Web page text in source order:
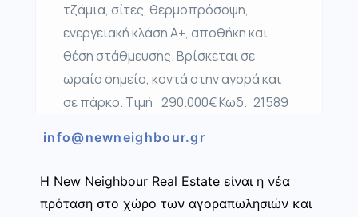
τζάμια, σίτες, θερμοπρόσοψη,
ενεργειακή κλάση Α+, αποθήκη και
θέση στάθμευσης. Βρίσκεται σε
ωραίο σημείο, κοντά στην αγορά και
σε πάρκο. Τιμή : 290.000€ Κωδ.: 21589
info@newneighbour.gr
Η New Neighbour Real Estate είναι η νέα
πρόταση στο χώρο των αγοραπωλησιών και